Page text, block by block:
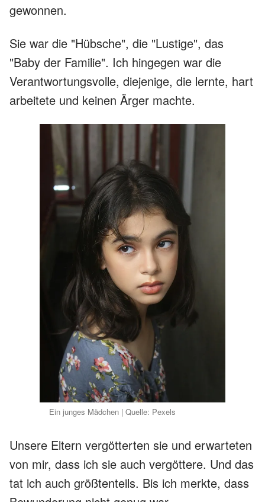
gewonnen.
Sie war die "Hübsche", die "Lustige", das
"Baby der Familie". Ich hingegen war die
Verantwortungsvolle, diejenige, die lernte, hart
arbeitete und keinen Ärger machte.
Ein junges Mädchen | Quelle: Pexels
Unsere Eltern vergötterten sie und erwarteten
von mir, dass ich sie auch vergöttere. Und das
tat ich auch größtenteils. Bis ich merkte, dass